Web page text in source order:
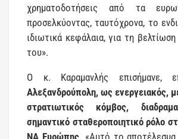
χρηματοδοτήσεις από τα
προσελκύοντας, ταυτόχρονα, το
ιδιωτικά κεφάλαια, για τη
του».
Ο κ. Καραμανλής επισήμανε,
Αλεξανδρούπολη, ως ενεργειακός,
στρατιωτικός κόμβος,
σημαντικό σταθεροποιητικό ρόλο